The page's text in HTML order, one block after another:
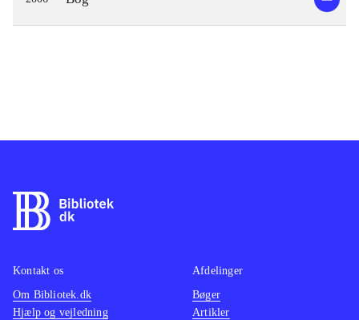
Kontakt os
Om Bibliotek.dk
Hjælp og vejledning
Afdelinger
Bøger
Artikler